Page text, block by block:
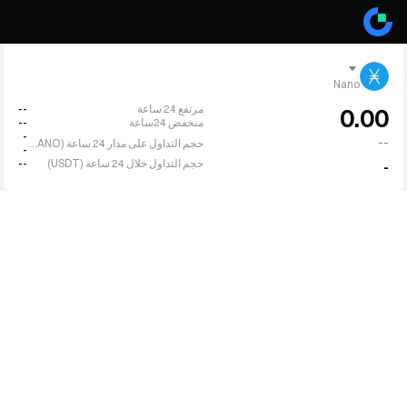
Nano
0.00
--
-
مرتفع 24 ساعة
--
منخفض 24ساعة
--
-
-
حجم التداول خلال 24 ساعة (USDT)
--